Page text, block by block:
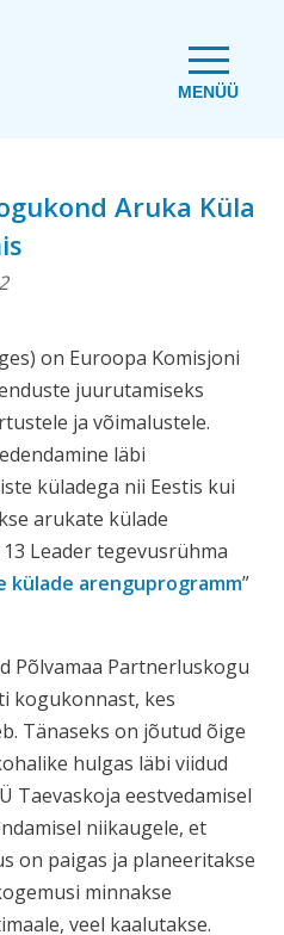
MENÜÜ
Aruka Küla
on Euroopa Komisjoni
juurutamiseks
ja võimalustele.
läbi
küladega nii Eestis kui
arukate külade
Leader tegevusrühma
külade arenguprogramm”
Põlvamaa Partnerluskogu
kogukonnast, kes
Tänaseks on jõutud õige
hulgas läbi viidud
Taevaskoja eestvedamisel
niikaugele, et
on paigas ja planeeritakse
minnakse
veel kaalutakse.